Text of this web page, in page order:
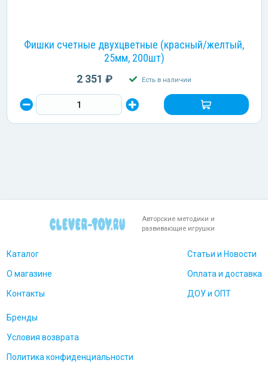
Фишки счетные двухцветные (красный/желтый,
25мм, 200шт)
2 351 ₽ Есть в наличии
Авторские методики и
развивающие игрушки
Каталог
О магазине
Контакты
Статьи и Новости
Оплата и доставка
ДОУ и ОПТ
Бренды
Условия возврата
Политика конфиденциальности